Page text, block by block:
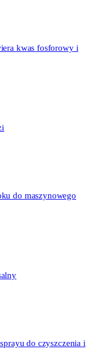
kwas fosforowy i
do maszynowego
do czyszczenia i